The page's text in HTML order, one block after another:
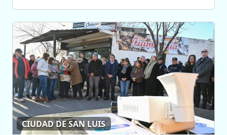
CIUDAD DE SAN LUIS